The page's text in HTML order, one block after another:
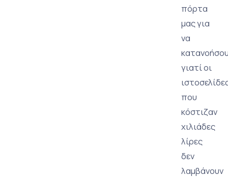
πόρτα
μας για
να
γιατί οι
που
κόστιζαν
χιλιάδες
λίρες
δεν
λαμβάνουν